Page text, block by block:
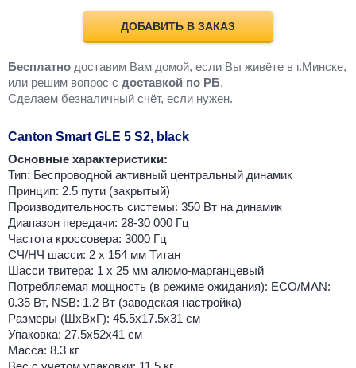
ДОБАВИТЬ В ЗАКАЗ
Бесплатно доставим Вам домой, если Вы живёте в г.Минске,
или решим вопрос с доставкой по РБ.
Cделаем безналичный счёт, если нужен.
Canton Smart GLE 5 S2, black
Основные характеристики:
Тип: Беспроводной активный центральный динамик
Принцип: 2.5 пути (закрытый)
Производительность системы: 350 Вт на динамик
Диапазон передачи: 28-30 000 Гц
Частота кроссовера: 3000 Гц
СЧ/НЧ шасси: 2 х 154 мм Титан
Шасси твитера: 1 х 25 мм алюмо-марганцевый
Потребляемая мощность (в режиме ожидания): ECO/MAN:
0.35 Вт, NSB: 1.2 Вт (заводская настройка)
Размеры (ШхВхГ): 45.5x17.5x31 см
Упаковка: 27.5x52x41 см
Масса: 8.3 кг